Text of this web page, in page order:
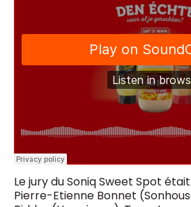
Le jury du Soniq Sweet Spot
Pierre-Etienne Bonnet